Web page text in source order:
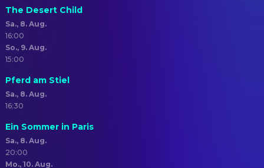
The Desert Child
Sa., 8. Aug.
16:00
So., 9. Aug.
15:00
Pferd am Stiel
Sa., 8. Aug.
16:30
Ein Sommer in Paris
Sa., 8. Aug.
20:00
Mo., 10. Aug.